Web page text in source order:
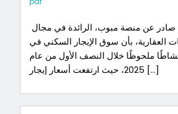
العقارية، بأن سوق الإيجار السكني في
ملحوظًا خلال النصف الأول من عام
2025، حيث ارتفعت أسعار إيجار […]